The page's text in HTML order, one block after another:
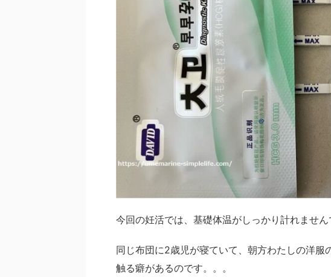
今回の妊活では、基礎体温がしっかり計れません
同じ布団に2歳児が寝ていて、朝方わたしの洋服
触る癖があるのです。。。